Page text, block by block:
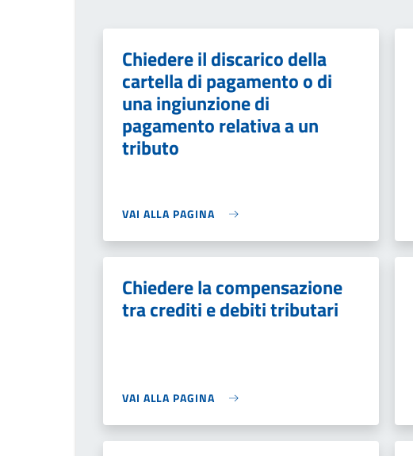
Chiedere il discarico della
cartella di pagamento o di
una ingiunzione di
pagamento relativa a un
tributo
VAI ALLA PAGINA
Chiedere la compensazione
tra crediti e debiti tributari
VAI ALLA PAGINA